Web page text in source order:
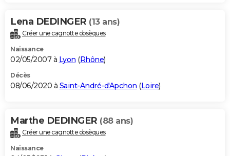
Lena DEDINGER (13 ans)
Créer une cagnotte obsèques
Naissance
02/05/2007 à Lyon (Rhône)
Décès
08/06/2020 à Saint-André-d'Apchon (Loire)
Marthe DEDINGER (88 ans)
Créer une cagnotte obsèques
Naissance